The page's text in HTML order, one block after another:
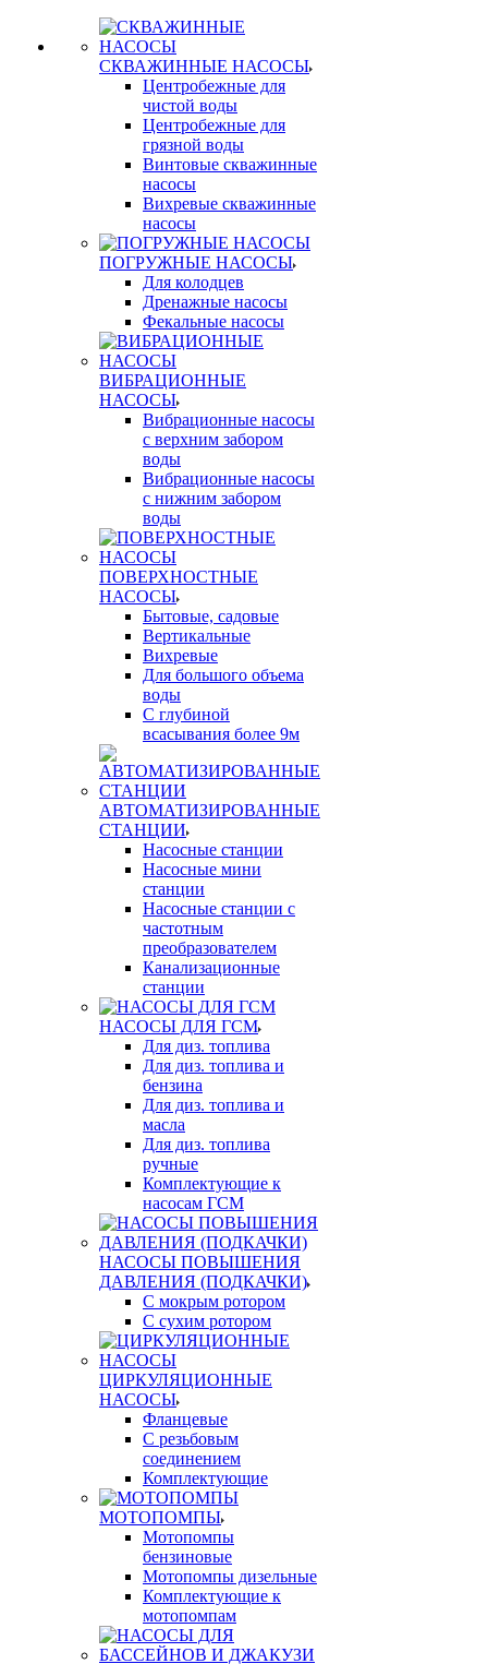
СКВАЖИННЫЕ НАСОСЫ
Центробежные для
чистой воды
Центробежные для
грязной воды
Винтовые скважинные
насосы
Вихревые скважинные
насосы
ПОГРУЖНЫЕ НАСОСЫ
Для колодцев
Дренажные насосы
Фекальные насосы
ВИБРАЦИОННЫЕ
НАСОСЫ
Вибрационные насосы
с верхним забором
воды
Вибрационные насосы
с нижним забором
воды
ПОВЕРХНОСТНЫЕ
НАСОСЫ
Бытовые, садовые
Вертикальные
Вихревые
Для большого объема
воды
С глубиной
всасывания более 9м
АВТОМАТИЗИРОВАННЫЕ
СТАНЦИИ
Насосные станции
Насосные мини
станции
Насосные станции с
частотным
преобразователем
Канализационные
станции
НАСОСЫ ДЛЯ ГСМ
Для диз. топлива
Для диз. топлива и
бензина
Для диз. топлива и
масла
Для диз. топлива
ручные
Комплектующие к
насосам ГСМ
НАСОСЫ ПОВЫШЕНИЯ
ДАВЛЕНИЯ (ПОДКАЧКИ)
С мокрым ротором
С сухим ротором
ЦИРКУЛЯЦИОННЫЕ
НАСОСЫ
Фланцевые
С резьбовым
соединением
Комплектующие
МОТОПОМПЫ
Мотопомпы
бензиновые
Мотопомпы дизельные
Комплектующие к
мотопомпам